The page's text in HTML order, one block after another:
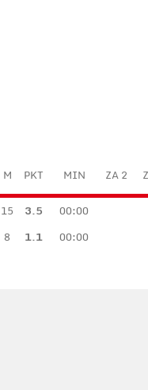
M PKT MIN ZA 2
15 3.5
00:00
8 1.1 00:00